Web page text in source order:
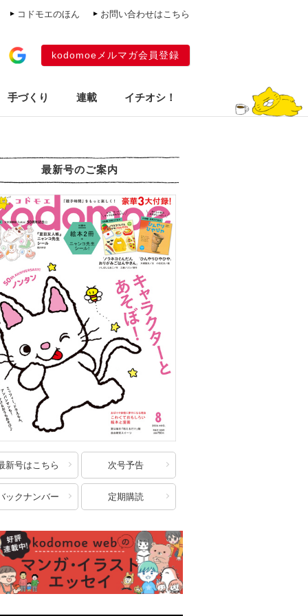
コドモエのほん お問い合わせはこちら
kodomoeメルマガ会員登録
手づくり 連載 イチオシ！
最新号のご案内
新号はこちら 次号予告
ックナンバー 定期購読